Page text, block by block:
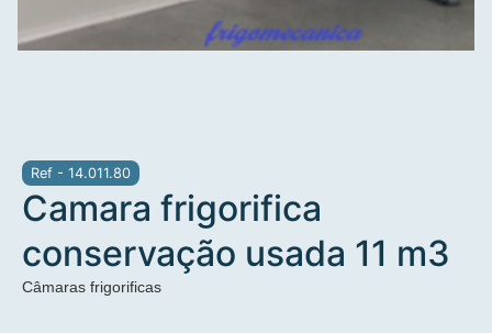
Ref - 14.011.80
Camara frigorifica
conservação usada 11 m3
Câmaras frigorificas